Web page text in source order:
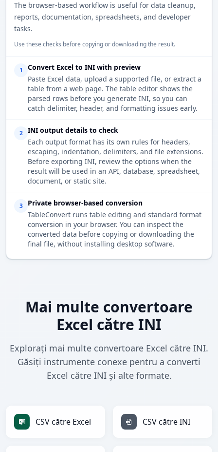
The browser-based workflow is useful for data cleanup,
reports, documentation, spreadsheets, and developer
tasks.
Use these checks before copying or downloading the result.
1
Convert Excel to INI with preview
Paste Excel data, upload a supported file, or extract a
table from a web page. The table editor shows the
parsed rows before you generate INI, so you can
catch delimiter, header, and formatting issues early.
2
INI output details to check
Each output format has its own rules for headers,
escaping, indentation, delimiters, and file extensions.
Before exporting INI, review the options when the
result will be used in an API, database, spreadsheet,
document, or static site.
3
Private browser-based conversion
TableConvert runs table editing and standard format
conversion in your browser. You can inspect the
converted data before copying or downloading the
final file, without installing desktop software.
Mai multe convertoare
Excel către INI
Explorați mai multe convertoare Excel către INI.
Găsiți instrumente conexe pentru a converti
Excel către INI și alte formate.
CSV către Excel CSV către INI